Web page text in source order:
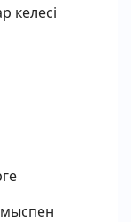
келесі